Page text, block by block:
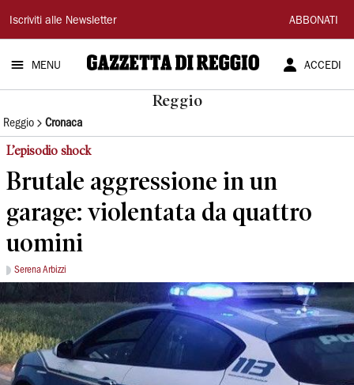
Gazzetta
di
Reggio
Iscriviti alle Newsletter ABBONATI
MENU ACCEDI
Reggio
Reggio Cronaca
L’episodio shock
Brutale aggressione in un
garage: violentata da quattro
uomini
Serena Arbizzi